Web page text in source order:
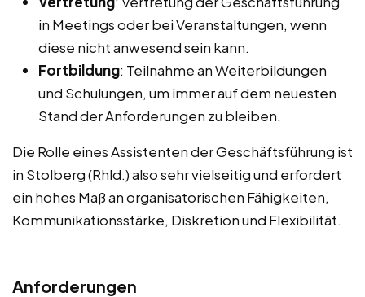
in Meetings oder bei Veranstaltungen, wenn
diese nicht anwesend sein kann.
Fortbildung: Teilnahme an Weiterbildungen
und Schulungen, um immer auf dem neuesten
Stand der Anforderungen zu bleiben.
Die Rolle eines Assistenten der Geschäftsführung ist
in Stolberg (Rhld.) also sehr vielseitig und erfordert
ein hohes Maß an organisatorischen Fähigkeiten,
Kommunikationsstärke, Diskretion und Flexibilität.
Anforderungen